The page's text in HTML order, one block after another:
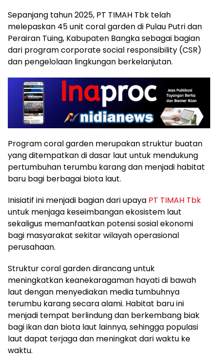
Sepanjang tahun 2025, PT TIMAH Tbk telah
melepaskan 45 unit coral garden di Pulau Putri dan
Perairan Tuing, Kabupaten Bangka sebagai bagian
dari program corporate social responsibility (CSR)
dan pengelolaan lingkungan berkelanjutan.
Program coral garden merupakan struktur buatan
yang ditempatkan di dasar laut untuk mendukung
pertumbuhan terumbu karang dan menjadi habitat
baru bagi berbagai biota laut.
Inisiatif ini menjadi bagian dari upaya PT TIMAH Tbk
untuk menjaga keseimbangan ekosistem laut
sekaligus memanfaatkan potensi sosial ekonomi
bagi masyarakat sekitar wilayah operasional
perusahaan.
Struktur coral garden dirancang untuk
meningkatkan keanekaragaman hayati di bawah
laut dengan menyediakan media tumbuhnya
terumbu karang secara alami. Habitat baru ini
menjadi tempat berlindung dan berkembang biak
bagi ikan dan biota laut lainnya, sehingga populasi
laut dapat terjaga dan meningkat dari waktu ke
waktu.